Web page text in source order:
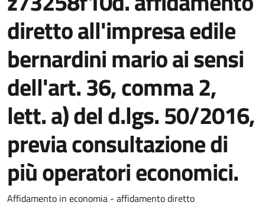
diretto all'impresa edile
bernardini mario ai sensi
dell'art. 36, comma 2,
lett. a) del d.lgs. 50/2016,
previa consultazione di
più operatori economici.
Dettaglio del documento
Affidamento in economia - affidamento diretto